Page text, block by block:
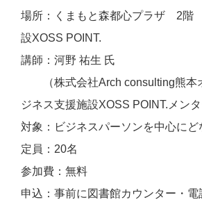
場所：くまもと森都心プラザ 2階
設XOSS POINT.
講師：河野 祐生 氏
（株式会社Arch consulting熊本
ジネス支援施設XOSS POINT.メンタ
対象：ビジネスパーソンを中心にど
定員：20名
参加費：無料
申込：事前に図書館カウンター・